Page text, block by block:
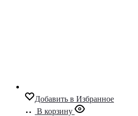
Добавить в Избранное
В корзину